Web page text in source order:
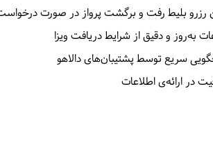
رزرو بلیط رفت و برگشت پرواز در صورت
به‌روز و دقیق از شرایط دریافت ویزا
سریع توسط پشتیبان‌های دالاهو
در ارائه‌ی اطلاعات